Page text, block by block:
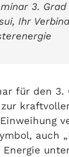
3. Grad
Ihr
für den 3.
auch
Energie